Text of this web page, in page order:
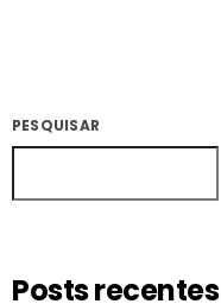
PESQUISAR
Posts recentes